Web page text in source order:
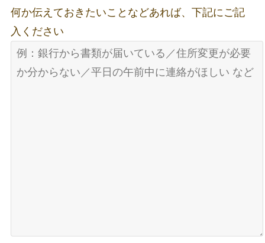
何か伝えておきたいことなどあれば、下記にご記
入ください